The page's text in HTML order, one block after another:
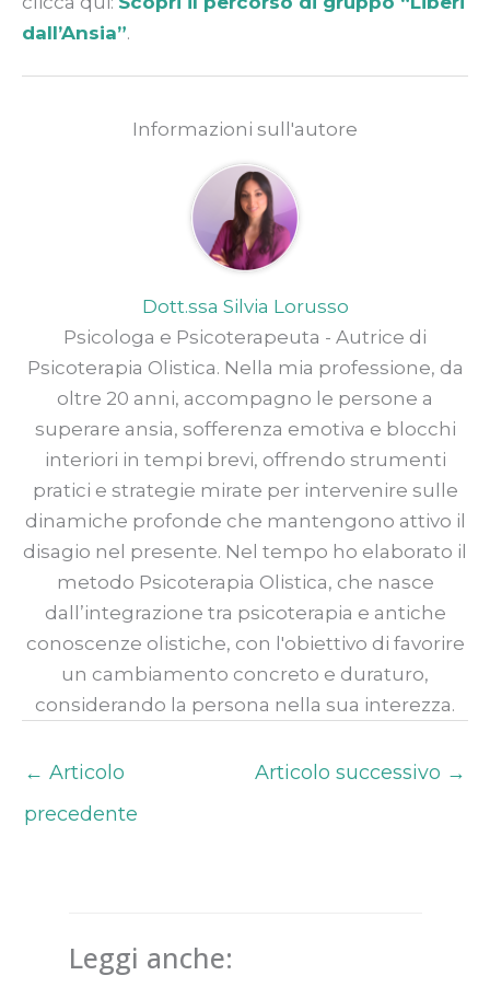
dall’Ansia”.
Informazioni sull'autore
Dott.ssa Silvia Lorusso
Psicologa e Psicoterapeuta - Autrice di
Psicoterapia Olistica. Nella mia professione, da
oltre 20 anni, accompagno le persone a
superare ansia, sofferenza emotiva e blocchi
interiori in tempi brevi, offrendo strumenti
pratici e strategie mirate per intervenire sulle
dinamiche profonde che mantengono attivo il
disagio nel presente. Nel tempo ho elaborato il
metodo Psicoterapia Olistica, che nasce
dall’integrazione tra psicoterapia e antiche
conoscenze olistiche, con l'obiettivo di favorire
un cambiamento concreto e duraturo,
considerando la persona nella sua interezza.
← Articolo
precedente
Articolo successivo →
Leggi anche: